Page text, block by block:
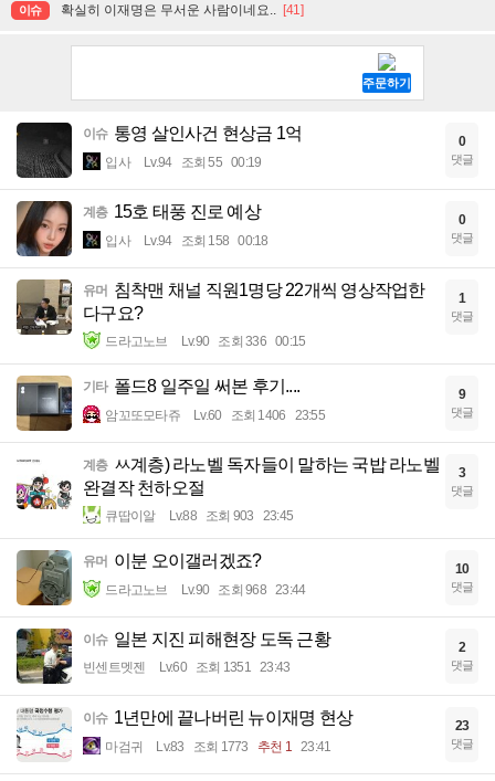
이슈 확실히 이재명은 무서운 사람이네요.. [41]
이슈 통영 살인사건 현상금 1억
입사 Lv.94 조회 55 00:19
0
댓글
계층 15호 태풍 진로 예상
입사 Lv.94 조회 158 00:18
0
댓글
유머 침착맨 채널 직원1명당 22개씩 영상작업한
다구요?
드라고노브 Lv.90 조회 336 00:15
1
댓글
기타 폴드8 일주일 써본 후기....
암꼬또모타쥬 Lv.60 조회 1406 23:55
9
댓글
계층 ㅆ계층) 라노벨 독자들이 말하는 국밥 라노벨
완결작 천하오절
큐땁이알 Lv.88 조회 903 23:45
3
댓글
유머 이분 오이갤러겠죠?
드라고노브 Lv.90 조회 968 23:44
10
댓글
이슈 일본 지진 피해현장 도독 근황
빈센트멧젠 Lv.60 조회 1351 23:43
2
댓글
이슈 1년만에 끝나버린 뉴이재명 현상
마검귀 Lv.83 조회 1773 추천 1 23:41
23
댓글